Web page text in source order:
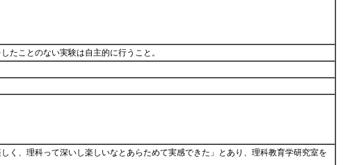
たことのない実験は自主的に行うこと。
く、理科って深いし楽しいなとあらためて実感できた」とあり、理科教育学研究室を